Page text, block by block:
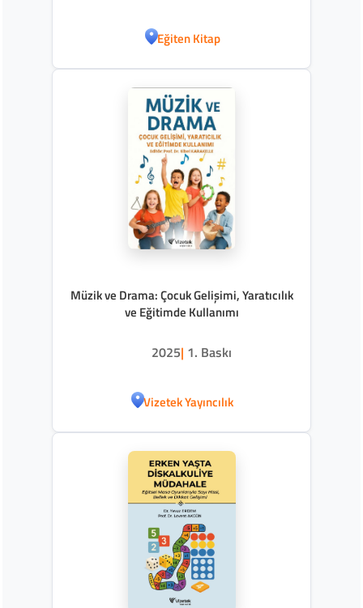
Eğiten Kitap
Müzik ve Drama: Çocuk Gelişimi, Yaratıcılık
ve Eğitimde Kullanımı
2025| 1. Baskı
Vizetek Yayıncılık